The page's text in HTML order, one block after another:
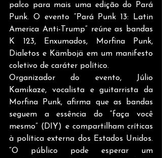
palco para mais uma edição do Pará
Punk. O evento “Pará Punk 13: Latin
America Anti-Trump” reúne as bandas
K 123, Enxumados, Morfina Punk,
Dialetos e Kämbojä em um manifesto
coletivo de caráter político.
Organizador do evento, Júlio
Kamikaze, vocalista e guitarrista da
Morfina Punk, afirma que as bandas
seguem a essência do “faça você
mesmo” (DIY) e compartilham críticas
à política externa dos Estados Unidos.
“O público pode esperar um